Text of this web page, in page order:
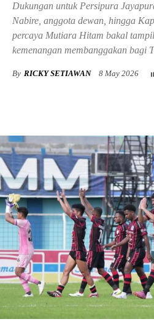
Dukungan untuk Persipura
Nabire, anggota dewan, hingga
percaya Mutiara Hitam bakal
kemenangan membanggakan bagi
By RICKY SETIAWAN 8 May 2026